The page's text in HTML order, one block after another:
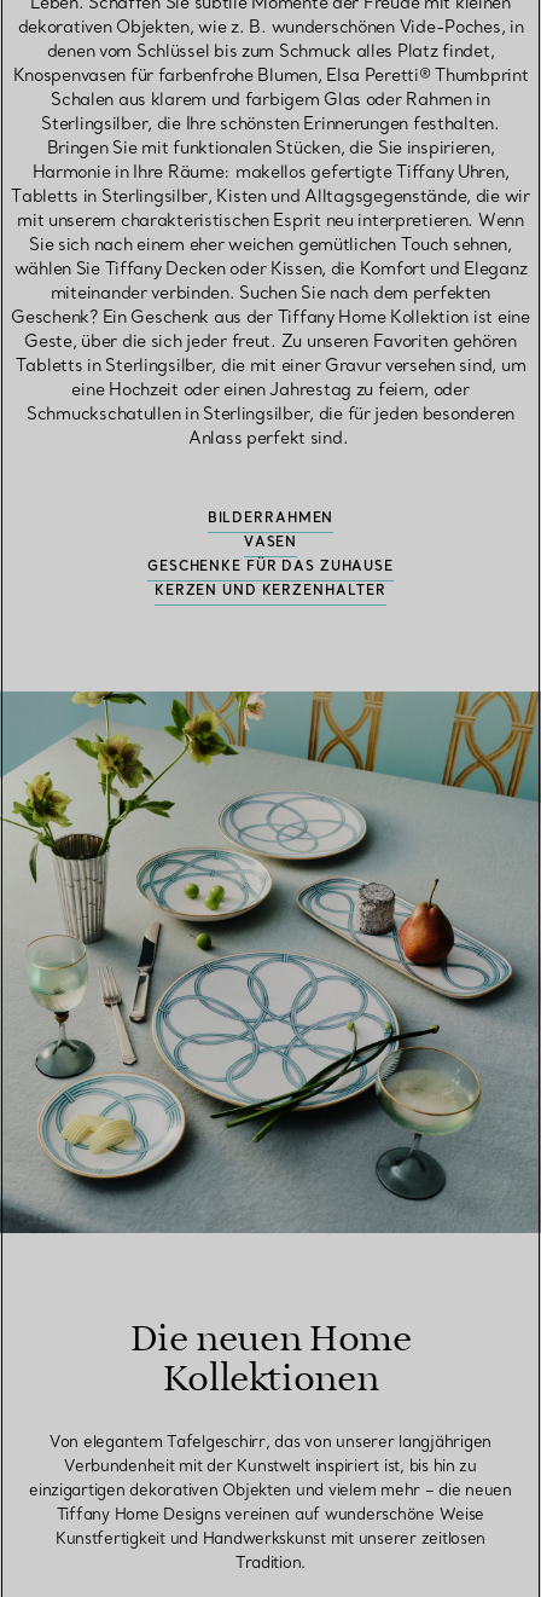
dekorativen Objekten, wie z. B. wunderschönen Vide-Poches, in
denen vom Schlüssel bis zum Schmuck alles Platz findet,
Knospenvasen für farbenfrohe Blumen, Elsa Peretti® Thumbprint
Schalen aus klarem und farbigem Glas oder Rahmen in
Sterlingsilber, die Ihre schönsten Erinnerungen festhalten.
Bringen Sie mit funktionalen Stücken, die Sie inspirieren,
Harmonie in Ihre Räume: makellos gefertigte Tiffany Uhren,
Tabletts in Sterlingsilber, Kisten und Alltagsgegenstände, die wir
mit unserem charakteristischen Esprit neu interpretieren. Wenn
Sie sich nach einem eher weichen gemütlichen Touch sehnen,
wählen Sie Tiffany Decken oder Kissen, die Komfort und Eleganz
miteinander verbinden. Suchen Sie nach dem perfekten
Geschenk? Ein Geschenk aus der Tiffany Home Kollektion ist eine
Geste, über die sich jeder freut. Zu unseren Favoriten gehören
Tabletts in Sterlingsilber, die mit einer Gravur versehen sind, um
eine Hochzeit oder einen Jahrestag zu feiern, oder
Schmuckschatullen in Sterlingsilber, die für jeden besonderen
Anlass perfekt sind.
BILDERRAHMEN
VASEN
GESCHENKE FÜR DAS ZUHAUSE
KERZEN UND KERZENHALTER
Die neuen Home
Kollektionen
Von elegantem Tafelgeschirr, das von unserer langjährigen
Verbundenheit mit der Kunstwelt inspiriert ist, bis hin zu
einzigartigen dekorativen Objekten und vielem mehr – die neuen
Tiffany Home Designs vereinen auf wunderschöne Weise
Kunstfertigkeit und Handwerkskunst mit unserer zeitlosen
Tradition.